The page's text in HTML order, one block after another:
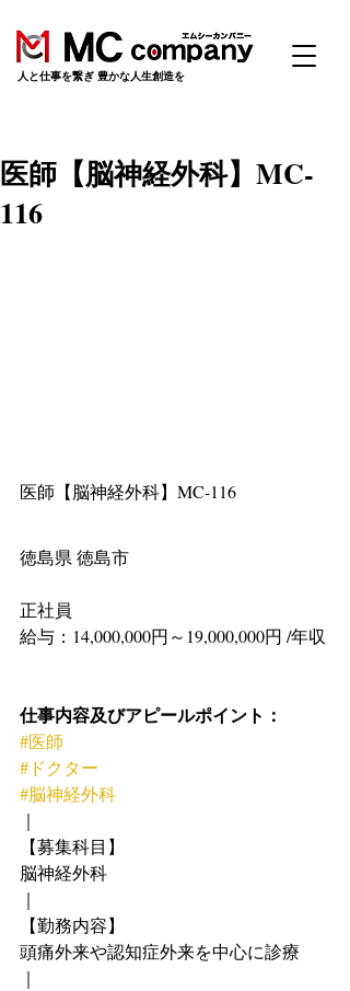
​人と仕事を繋ぎ 豊かな人生創造を
医師【脳神経外科】MC-
116
医師【脳神経外科】MC-116
徳島県 徳島市
正社員
給与：14,000,000円～19,000,000円 /年収
仕事内容及びアピールポイント：
#医師
#ドクター
#脳神経外科
｜
【募集科目】
脳神経外科
｜
【勤務内容】
頭痛外来や認知症外来を中心に診療
｜